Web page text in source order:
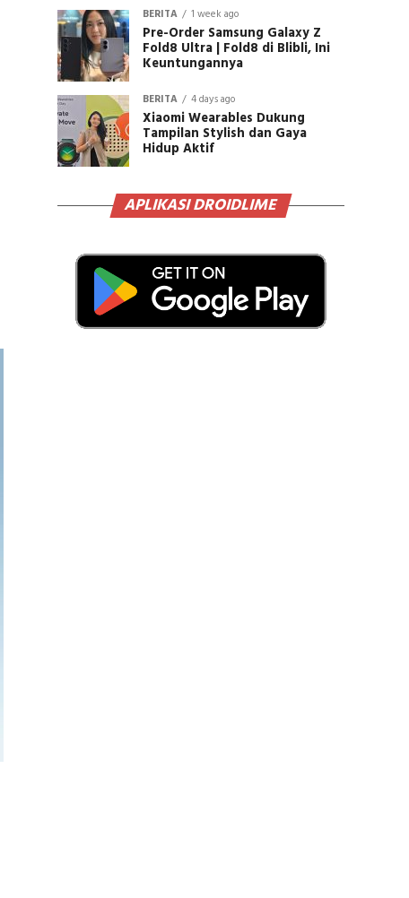
BERITA 1 week ago
Pre-Order Samsung Galaxy Z
Fold8 Ultra | Fold8 di Blibli, Ini
Keuntungannya
BERITA 4 days ago
Xiaomi Wearables Dukung
Tampilan Stylish dan Gaya
Hidup Aktif
APLIKASI DROIDLIME